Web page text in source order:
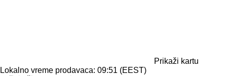
Prikaži kartu
Lokalno vreme prodavaca: 09:51 (EEST)